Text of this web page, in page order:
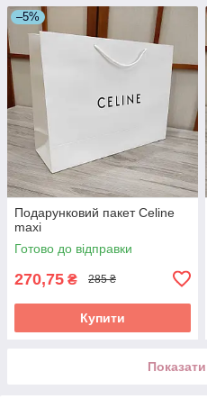
–5%
Подарунковий пакет Celine
maxi
Готово до відправки
270,75 ₴ 285 ₴
Купити